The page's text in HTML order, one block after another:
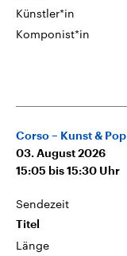
Künstler*in
Komponist*in
Corso – Kunst & Pop
03. August 2026
15:05 bis 15:30 Uhr
Sendezeit
Titel
Länge